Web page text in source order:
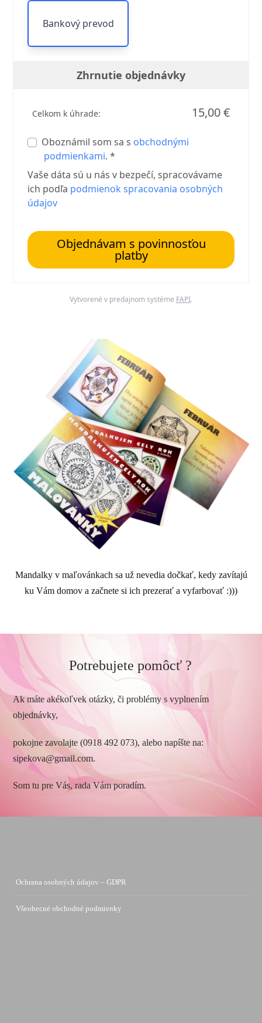
Bankový prevod
Zhrnutie objednávky
Celkom k úhrade: 15,00 €
Oboznámil som sa s obchodnými
podmienkami. *
Vaše dáta sú u nás v bezpečí, spracovávame
ich podľa podmienok spracovania osobných
údajov
Objednávam s povinnosťou
platby
Vytvorené v predajnom systéme FAPI.
Mandalky v maľovánkach sa už nevedia dočkať, kedy zavítajú
ku Vám domov a začnete si ich prezerať a vyfarbovať :)))
Potrebujete pomôcť ?
Ak máte akékoľvek otázky, či problémy s vyplnením
objednávky,
pokojne zavolajte (0918 492 073), alebo napíšte na:
sipekova@gmail.com.
Som tu pre Vás, rada Vám poradím.
Ochrana osobných údajov – GDPR
Všeobecné obchodné podmienky